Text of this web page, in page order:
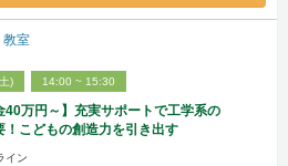
教室
) 14:00 ~ 15:30
40万円～】充実サポートで工学系の
！こどもの創造力を引き出す
イン